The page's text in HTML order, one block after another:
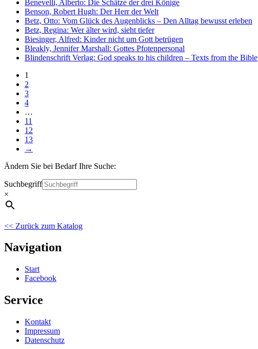
Benevelli, Alberto: Die Schätze der drei Könige
Benson, Robert Hugh: Der Herr der Welt
Betz, Otto: Vom Glück des Augenblicks – Den Alltag bewusst erleben
Betz, Regina: Wer älter wird, sieht tiefer
Biesinger, Alfred: Kinder nicht um Gott betrügen
Bleakly, Jennifer Marshall: Gottes Pfotenpersonal
Blindenschrift Verlag: God speaks to his children – Texts from the Bible
1
2
3
4
…
11
12
13
→
Ändern Sie bei Bedarf Ihre Suche:
Suchbegriff
×
<< Zurück zum Katalog
Navigation
Start
Facebook
Service
Kontakt
Impressum
Datenschutz